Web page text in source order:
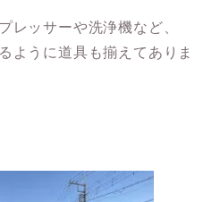
レッサーや洗浄機など、
ように道具も揃えてありま